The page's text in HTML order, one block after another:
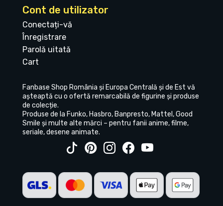
Cont de utilizator
Conectați-vă
Înregistrare
Parolă uitată
Cart
Fanbase Shop România și Europa Centrală și de Est vă
așteaptă cu o ofertă remarcabilă de figurine și produse
de colecție.
Produse de la Funko, Hasbro, Banpresto, Mattel, Good
Smile și multe alte mărci – pentru fanii anime, filme,
seriale, desene animate.